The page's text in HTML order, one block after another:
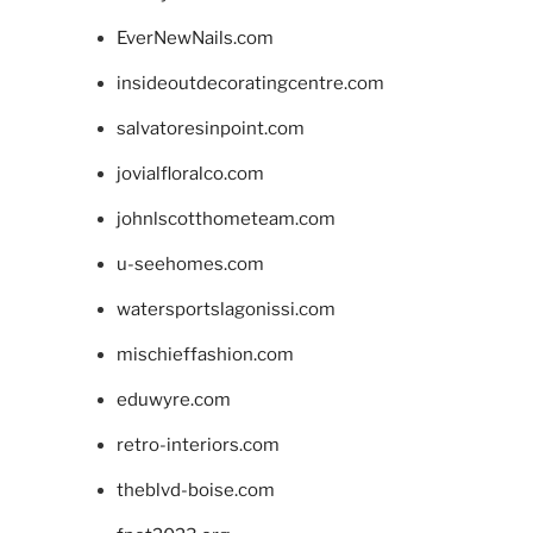
EverNewNails.com
insideoutdecoratingcentre.com
salvatoresinpoint.com
jovialfloralco.com
johnlscotthometeam.com
u-seehomes.com
watersportslagonissi.com
mischieffashion.com
eduwyre.com
retro-interiors.com
theblvd-boise.com